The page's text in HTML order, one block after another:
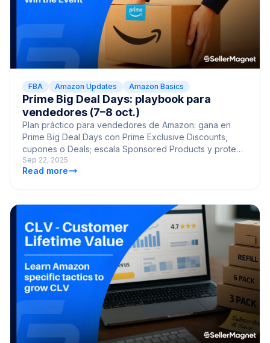
FBA Amazon Updates Amazon Basics
Prime Big Deal Days: playbook para
vendedores (7–8 oct.)
Plan práctico para vendedores de Amazon: gana en
Prime Big Deal Days con Prime Exclusive Discounts,
cupones o Deals; escala Sponsored Products y protege
el margen.
Sep 22, 2025
Read more